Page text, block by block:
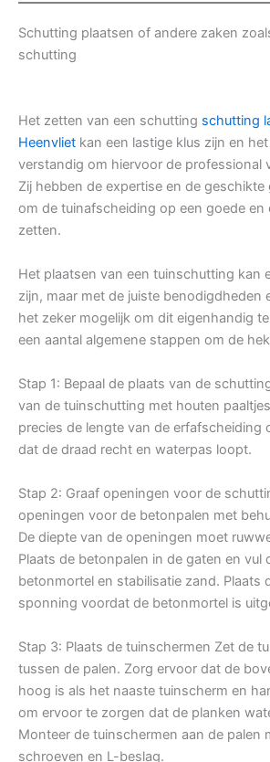
Schutting plaatsen of andere zaken
schutting
Het zetten van een schutting schutting
Heenvliet kan een lastige klus zijn en
verstandig om hiervoor de professional
Zij hebben de expertise en de geschikte
om de tuinafscheiding op een goede en
zetten.
Het plaatsen van een tuinschutting kan
zijn, maar met de juiste benodigdheden
het zeker mogelijk om dit eigenhandig
een aantal algemene stappen om de
Stap 1: Bepaal de plaats van de
van de tuinschutting met houten
precies de lengte van de erfafscheiding
dat de draad recht en waterpas loopt.
Stap 2: Graaf openingen voor de
openingen voor de betonpalen met
De diepte van de openingen moet
Plaats de betonpalen in de gaten en vul
betonmortel en stabilisatie zand. Plaats
sponning voordat de betonmortel is
Stap 3: Plaats de tuinschermen Zet de
tussen de palen. Zorg ervoor dat de
hoog is als het naaste tuinscherm en
om ervoor te zorgen dat de planken
Monteer de tuinschermen aan de palen
schroeven en L-beslag.